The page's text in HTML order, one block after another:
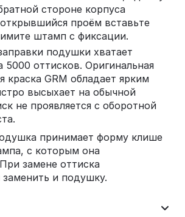
стороне корпуса
проём вставьте
штамп с фиксации.
подушки хватает
5000 оттисков. Оригинальная
краска GRM обладает ярким
высыхает на обычной
не проявляется с оборотной
принимает форму клише
с которым она
замене оттиска
заменить и подушку.